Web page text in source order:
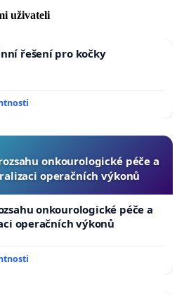
uživateli
řešení pro kočky
onkourologické péče a
operačních výkonů
onkourologické péče a
operačních výkonů